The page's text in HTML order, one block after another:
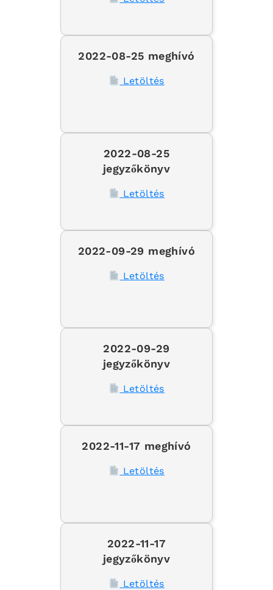
2022-08-25 meghívó
Letöltés
2022-08-25
jegyzőkönyv
Letöltés
2022-09-29 meghívó
Letöltés
2022-09-29
jegyzőkönyv
Letöltés
2022-11-17 meghívó
Letöltés
2022-11-17
jegyzőkönyv
Letöltés